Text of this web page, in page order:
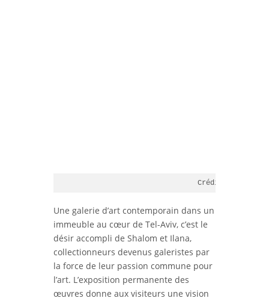
Crédit photo ©
Une galerie d’art contemporain dans un
immeuble au cœur de Tel-Aviv, c’est le
désir accompli de Shalom et Ilana,
collectionneurs devenus galeristes par
la force de leur passion commune pour
l’art. L’exposition permanente des
œuvres donne aux visiteurs une vision